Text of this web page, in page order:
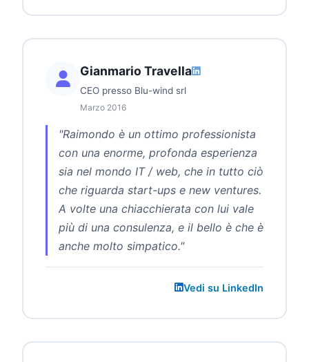
Gianmario Travella
CEO presso Blu-wind srl
Marzo 2016
"Raimondo è un ottimo professionista
con una enorme, profonda esperienza
sia nel mondo IT / web, che in tutto ciò
che riguarda start-ups e new ventures.
A volte una chiacchierata con lui vale
più di una consulenza, e il bello è che è
anche molto simpatico."
Vedi su LinkedIn